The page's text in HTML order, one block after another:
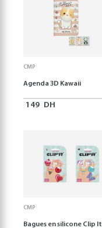
CMP
Agenda 3D Kawaii
149 DH
CMP
Bagues en silicone Clip It